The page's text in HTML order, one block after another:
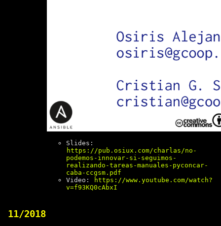
Slides:
https://pub.osiux.com/charlas/no-
podemos-innovar-si-seguimos-
realizando-tareas-manuales-pyconcar-
caba-ccgsm.pdf
Video:
https://www.youtube.com/watch?
v=f93KQ0cAbxI
11/2018